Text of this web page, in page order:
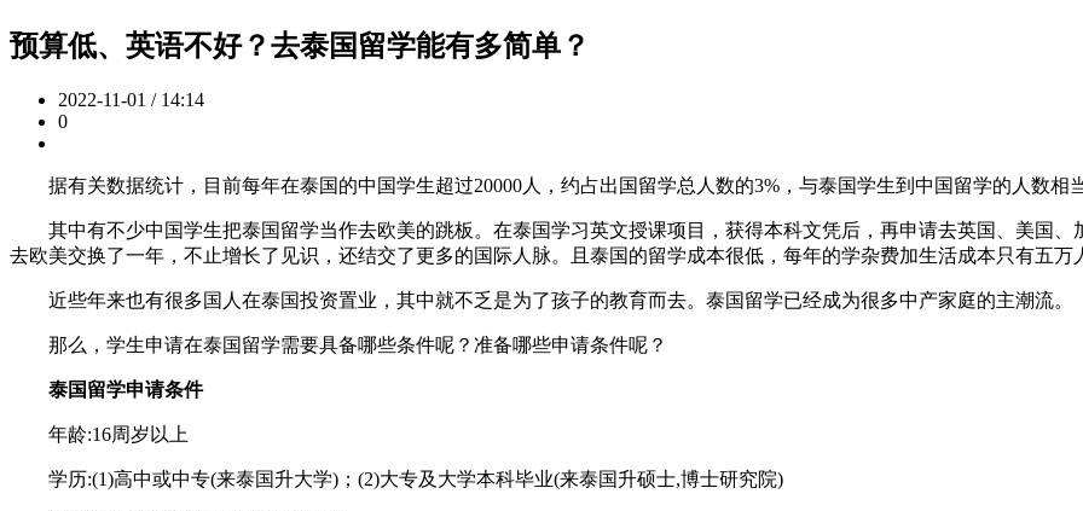
预算低、英语不好？去泰国留学能有多简单？
2022-11-01 / 14:14
0
据有关数据统计，目前每年在泰国的中国学生超过20000人，约占出国留学总人数的3%，与泰国学生到中国留学的人数相
其中有不少中国学生把泰国留学当作去欧美的跳板。在泰国学习英文授课项目，获得本科文凭后，再申请去英国、美国、
去欧美交换了一年，不止增长了见识，还结交了更多的国际人脉。且泰国的留学成本很低，每年的学杂费加生活成本只有五
近些年来也有很多国人在泰国投资置业，其中就不乏是为了孩子的教育而去。泰国留学已经成为很多中产家庭的主潮流。
那么，学生申请在泰国留学需要具备哪些条件呢？准备哪些申请条件呢？
泰国留学申请条件
年龄:16周岁以上
学历:(1)高中或中专(来泰国升大学)；(2)大专及大学本科毕业(来泰国升硕士,博士研究院)